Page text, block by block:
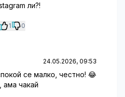
ли?!
1 0
24.05.2026, 09:53
се малко, честно! 😂
ама чакай